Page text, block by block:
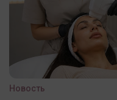
Новость